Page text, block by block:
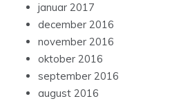
januar 2017
december 2016
november 2016
oktober 2016
september 2016
august 2016